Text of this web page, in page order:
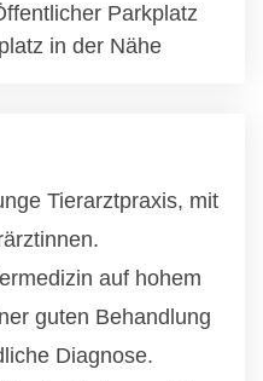
Parkplatz
in der Nähe
Tierarztpraxis, mit
auf hohem
guten Behandlung
Diagnose.